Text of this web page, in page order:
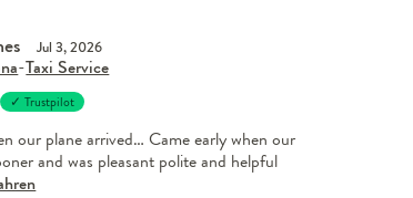
Jul 3, 2026
-Taxi Service
✓ Trustpilot
our plane arrived… Came early when our
and was pleasant polite and helpful